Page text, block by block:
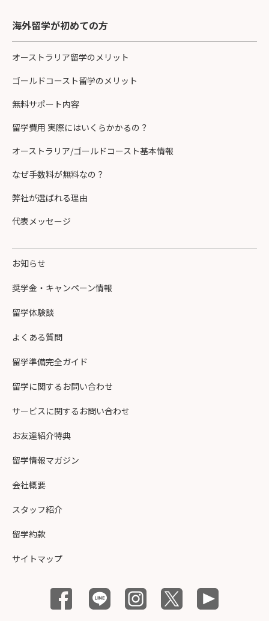
海外留学が初めての方
オーストラリア留学のメリット
ゴールドコースト留学のメリット
無料サポート内容
留学費用 実際にはいくらかかるの？
オーストラリア/ゴールドコースト基本情報
なぜ手数料が無料なの？
弊社が選ばれる理由
代表メッセージ
お知らせ
奨学金・キャンペーン情報
留学体験談
よくある質問
留学準備完全ガイド
留学に関するお問い合わせ
サービスに関するお問い合わせ
お友達紹介特典
留学情報マガジン
会社概要
スタッフ紹介
留学約款
サイトマップ